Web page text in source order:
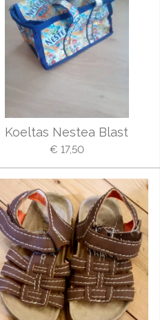
Koeltas Nestea Blast
€ 17,50